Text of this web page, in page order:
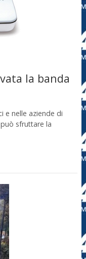
la banda
e nelle aziende di
sfruttare la